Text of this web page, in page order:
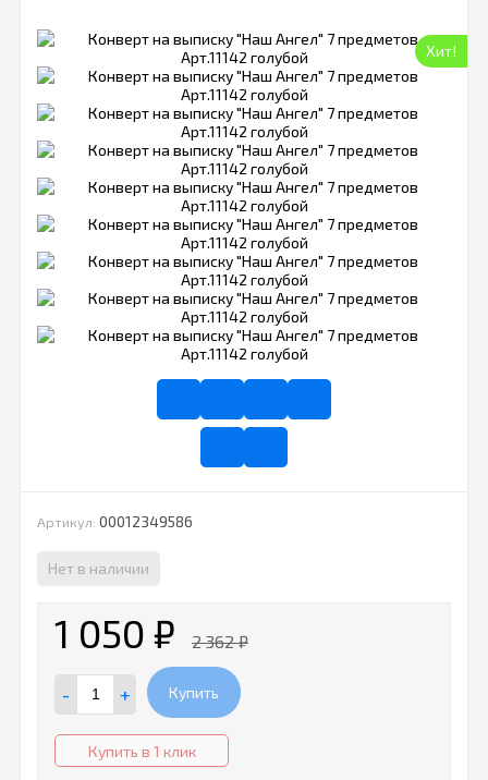
Хит!
Артикул: 00012349586
Нет в наличии
1 050 ₽ 2 362₽
- + Купить
Купить в 1 клик